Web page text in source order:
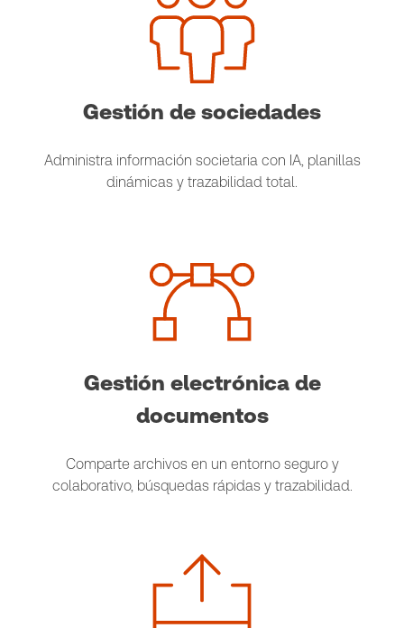
Gestión de sociedades
Administra información societaria con IA, planillas
dinámicas y trazabilidad total.
Gestión electrónica de
documentos
Comparte archivos en un entorno seguro y
colaborativo, búsquedas rápidas y trazabilidad.